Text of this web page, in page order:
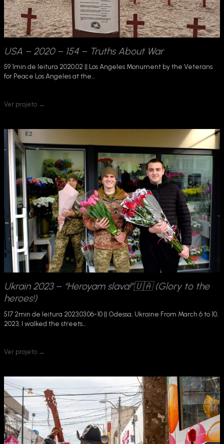
USA – 2020 – 154 – Truths About War
59 1min de leitura 2020.02 || Los Angeles Monument by the Veterans
for Peace Los Angeles at the…
Ver projeto →
Ukrain 2023 – “Heroyam slava!”🇺🇦 (Glory to the
heroes!)
517 2min de leitura 2023.03.06-10 || Odessa, Ukraine From March 6 to 10,
2023, I walked the streets…
Ver projeto →